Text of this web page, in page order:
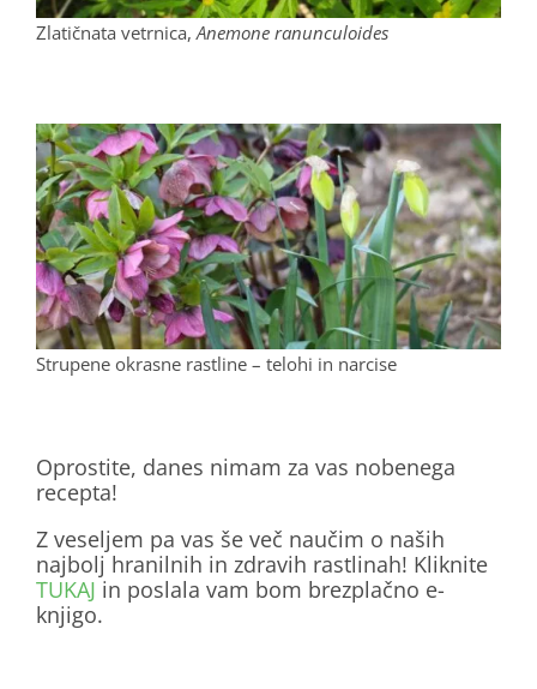
Zlatičnata vetrnica, Anemone ranunculoides
Strupene okrasne rastline – telohi in narcise
Oprostite, danes nimam za vas nobenega
recepta!
Z veseljem pa vas še več naučim o naših
najbolj hranilnih in zdravih rastlinah! Kliknite
TUKAJ in poslala vam bom brezplačno e-
knjigo.